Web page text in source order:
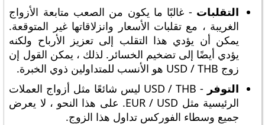
التقلبات - غالبًا ما يكون من الصعب متابعة الأزواج
الغريبة ، مع تقلبات الأسعار وانزلاقاتها غير المتوقعة.
يمكن أن يؤدي هذا التقلب إلى تعزيز الأرباح ولكنه
يؤدي أيضًا إلى تضخيم الخسائر. لذلك ، يمكن القول إن
زوج USD / THB هو الأنسب للمتداولين ذوي الخبرة.
التوفر
- USD / THB ليس شائعًا مثل أزواج العملات
الرئيسية مثل EUR / USD. على هذا النحو ، لا يعرض
جميع وسطاء الفوركس تداول هذا الزوج.